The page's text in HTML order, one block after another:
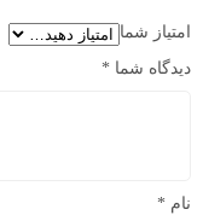
امتیاز شما
دیدگاه شما *
نام *